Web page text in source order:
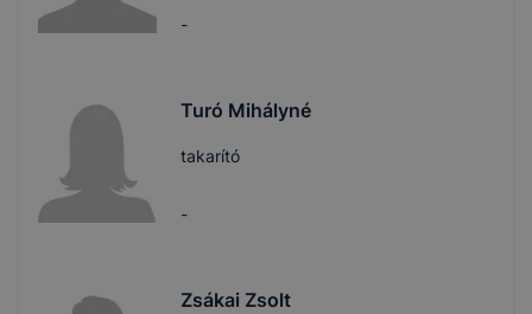
-
Turó Mihályné
takarító
-
Zsákai Zsolt